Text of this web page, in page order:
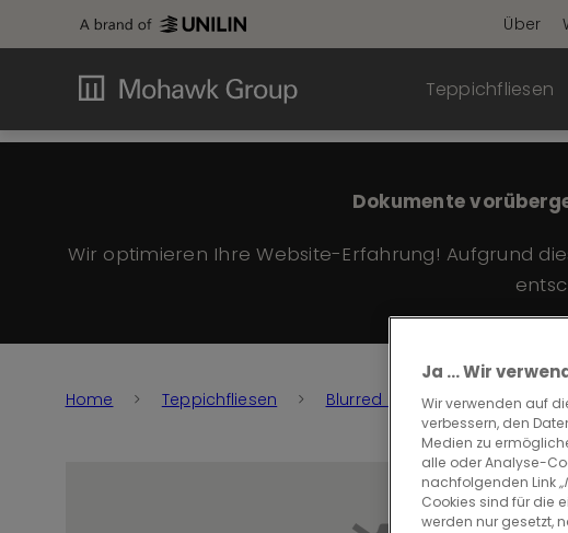
Über
Teppichfliesen
Dokumente
Wir optimieren Ihre Website-Erfahrung! Aufgrund
Home Teppichfliesen Blurred Edge Blurred
Ja ... Wir
Wir verwenden auf
verbessern, den
Medien zu
alle oder Analyse-
nachfolgenden Link
Cookies sind für die
werden nur gesetzt,